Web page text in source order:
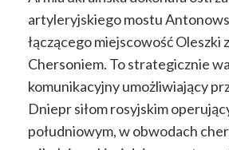
artyleryjskiego mostu
łączącego miejscowość Oleszki
Chersoniem. To strategicznie
komunikacyjny umożliwiający
Dniepr siłom rosyjskim
południowym, w obwodach